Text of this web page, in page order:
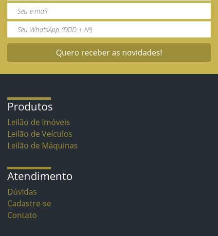
Quero receber as novidades!
Produtos
Leilão de Imóveis
Leilão de Veículos
Leilão de Máquinas
Atendimento
Dúvidas
Cadastre-se
Contato